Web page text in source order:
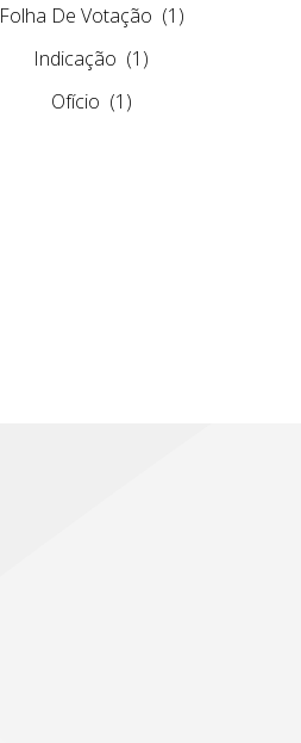
Folha De Votação (1)
Indicação (1)
Ofício (1)